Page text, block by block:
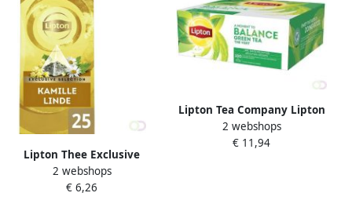
Lipton Thee Exclusive
Kamille Linde 25
piramidezakjes
2 webshops
€ 6,26
Lipton Tea Company Lipton
thee Feel Good Selection
Groene thee doos van 100
2 webshops
€ 11,94